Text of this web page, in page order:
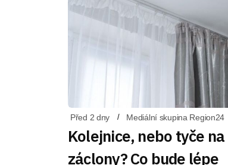
Před 2 dny Mediální skupina Region24
Kolejnice, nebo tyče na
záclony? Co bude lépe